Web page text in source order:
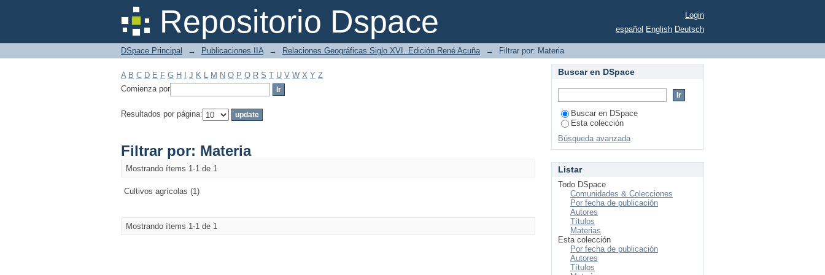
Repositorio Dspace
Filtrar por: Materia
Login
español English Deutsch
DSpace Principal → Publicaciones IIA → Relaciones Geográficas Siglo XVI. Edición René Acuña → Filtrar por: Materia
A B C D E F G H J K L M N O P Q R S T U V W X Y Z
Comienza por
Resultados por página:
Filtrar por: Materia
Mostrando ítems 1-1 de 1
Cultivos agrícolas (1)
Mostrando ítems 1-1 de 1
Buscar en DSpace
Buscar en DSpace
Esta colección
Búsqueda avanzada
Listar
Todo DSpace
Comunidades & Colecciones
Por fecha de publicación
Autores
Títulos
Materias
Esta colección
Por fecha de publicación
Autores
Títulos